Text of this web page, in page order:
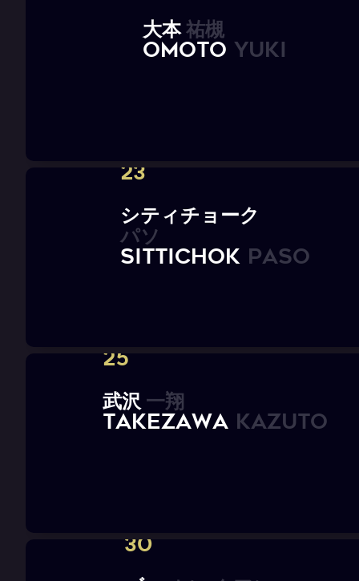
大本祐槻
OMOTO Yuki
23
シティチ ョ ーク
パソ
Sittichok PASO
25
武沢 一翔
TAKEZAWA Kazuto
30